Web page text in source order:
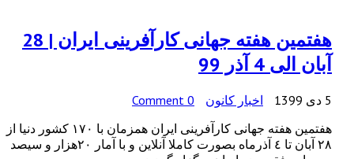
هفتمین هفته جهانی کارآفرینی ایران | 28
آبان الی 4 آذر 99
5 دی 1399 اخبار کانون
0 Comment
هفتمین هفته جهانی کارآفرینی ایران همزمان با ١٧٠ کشور دنیا از
٢٨ آبان تا ٤ آذرماه بصورت کاملا آنلاین و با آمار ٢٠هزار و سیصد